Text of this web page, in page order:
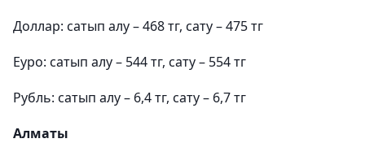
Доллар: сатып алу – 468 тг, сату – 475 тг
Еуро: сатып алу – 544 тг, сату – 554 тг
Рубль: сатып алу – 6,4 тг, сату – 6,7 тг
Алматы